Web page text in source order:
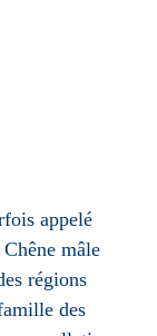
appelé
mâle
régions
des